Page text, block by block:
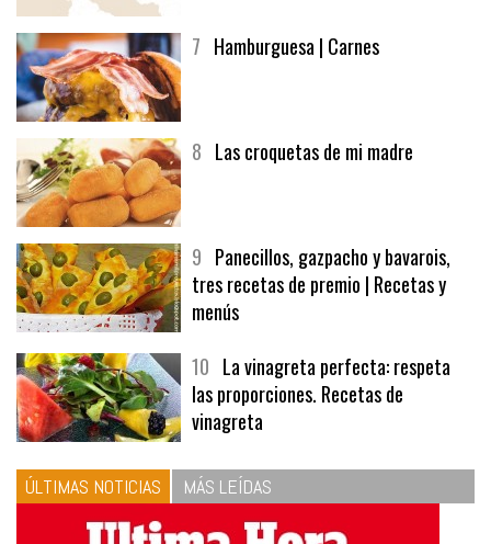
9Panecillos, gazpacho y bavarois,
tres recetas de premio | Recetas y
menús
10La vinagreta perfecta: respeta
las proporciones. Recetas de
vinagreta
ÚLTIMAS NOTICIAS MÁS LEÍDAS